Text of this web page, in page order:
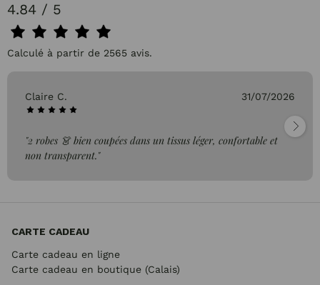
4.84 / 5
Calculé à partir de 2565 avis.
Claire C. 31/07/2026
"2 robes 👗 bien coupées dans un tissus léger, confortable et
non transparent."
CARTE CADEAU
Carte cadeau en ligne
Carte cadeau en boutique (Calais)